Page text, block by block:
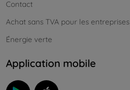
Contact
Achat sans TVA pour les entreprises
Énergie verte
Application mobile